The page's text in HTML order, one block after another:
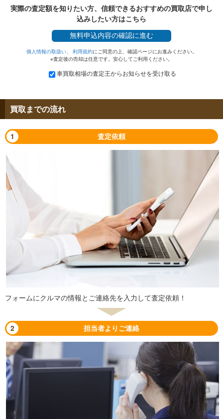
実際の査定額を知りたい方、信頼できるおすすめの買取店で申し
込みしたい方はこちら
無料申込内容の確認に進む
個人情報の取扱い、 利用規約にご同意の上、確認ページにお進みください。
※査定後の売却は任意です。安心してご利用ください。
車買取相場の査定王からお知らせを受け取る
買取までの流れ
1 査定依頼
フォームにクルマの情報とご連絡先を入力して査定依頼！
2 担当者よりご連絡